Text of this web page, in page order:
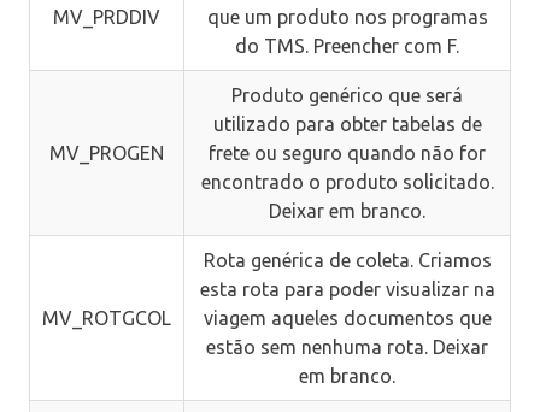
MV_PRDDIV
que um produto nos programas
do TMS. Preencher com F.
MV_PROGEN
Produto genérico que será
utilizado para obter tabelas de
frete ou seguro quando não for
encontrado o produto solicitado.
Deixar em branco.
MV_ROTGCOL
Rota genérica de coleta. Criamos
esta rota para poder visualizar na
viagem aqueles documentos que
estão sem nenhuma rota. Deixar
em branco.